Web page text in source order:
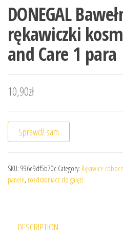
DONEGAL
rękawiczki
and Care 1 para
10,90zł
Sprawdź sam
SKU: 996e9df5b70c Category: Rękawice
panele, rozdrabniacz do gałęzi
DESCRIPTION